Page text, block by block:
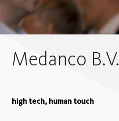
Medanco B.V.
high tech, human touch